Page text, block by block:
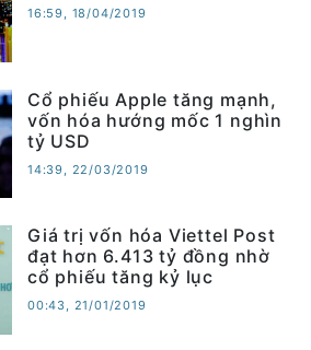
16:59, 18/04/2019
Cổ phiếu Apple tăng mạnh,
vốn hóa hướng mốc 1 nghìn
tỷ USD
14:39, 22/03/2019
Giá trị vốn hóa Viettel Post
đạt hơn 6.413 tỷ đồng nhờ
cổ phiếu tăng kỷ lục
00:43, 21/01/2019